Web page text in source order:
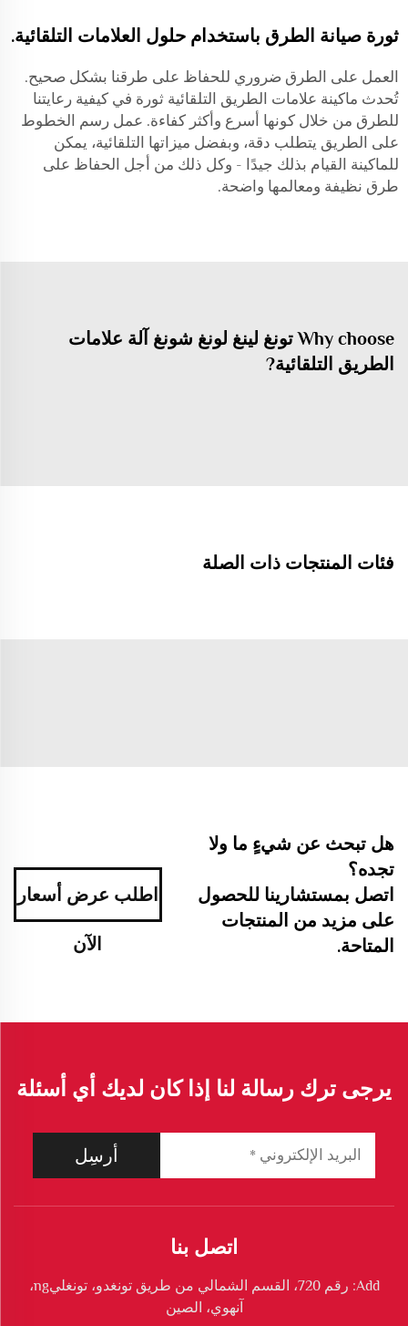
ثورة صيانة الطرق باستخدام حلول العلامات التلقائية.
العمل على الطرق ضروري للحفاظ على طرقنا بشكل صحيح.
تُحدث ماكينة علامات الطريق التلقائية ثورة في كيفية رعايتنا
للطرق من خلال كونها أسرع وأكثر كفاءة. عمل رسم الخطوط
على الطريق يتطلب دقة، وبفضل ميزاتها التلقائية، يمكن
للماكينة القيام بذلك جيدًا - وكل ذلك من أجل الحفاظ على
طرق نظيفة ومعالمها واضحة.
Why choose تونغ لينغ لونغ شونغ آلة علامات
الطريق التلقائية?
فئات المنتجات ذات الصلة
هل تبحث عن شيءٍ ما ولا
تجده؟
اتصل بمستشارينا للحصول
على مزيد من المنتجات
المتاحة.
اطلب عرض أسعار
الآن
يرجى ترك رسالة لنا إذا كان لديك أي أسئلة
أرسِل
اتصل بنا
Add: رقم 720، القسم الشمالي من طريق تونغدو، تونغليng،
آنهوي، الصين